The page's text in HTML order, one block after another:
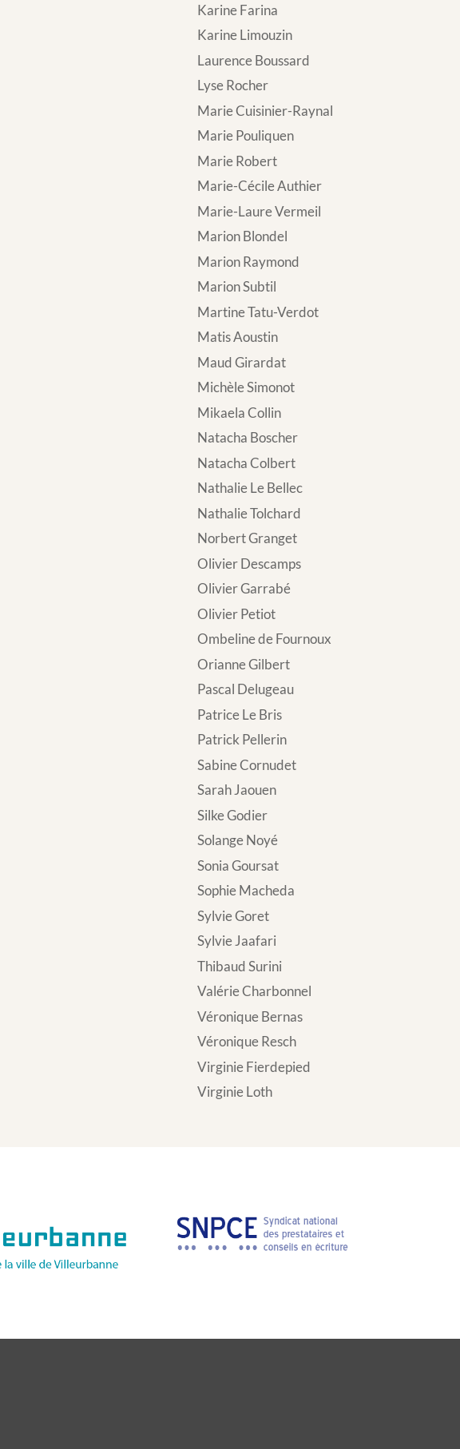
Karine Farina
Karine Limouzin
Laurence Boussard
Lyse Rocher
Marie Cuisinier-Raynal
Marie Pouliquen
Marie Robert
Marie-Cécile Authier
Marie-Laure Vermeil
Marion Blondel
Marion Raymond
Marion Subtil
Martine Tatu-Verdot
Matis Aoustin
Maud Girardat
Michèle Simonot
Mikaela Collin
Natacha Boscher
Natacha Colbert
Nathalie Le Bellec
Nathalie Tolchard
Norbert Granget
Olivier Descamps
Olivier Garrabé
Olivier Petiot
Ombeline de Fournoux
Orianne Gilbert
Pascal Delugeau
Patrice Le Bris
Patrick Pellerin
Sabine Cornudet
Sarah Jaouen
Silke Godier
Solange Noyé
Sonia Goursat
Sophie Macheda
Sylvie Goret
Sylvie Jaafari
Thibaud Surini
Valérie Charbonnel
Véronique Bernas
Véronique Resch
Virginie Fierdepied
Virginie Loth